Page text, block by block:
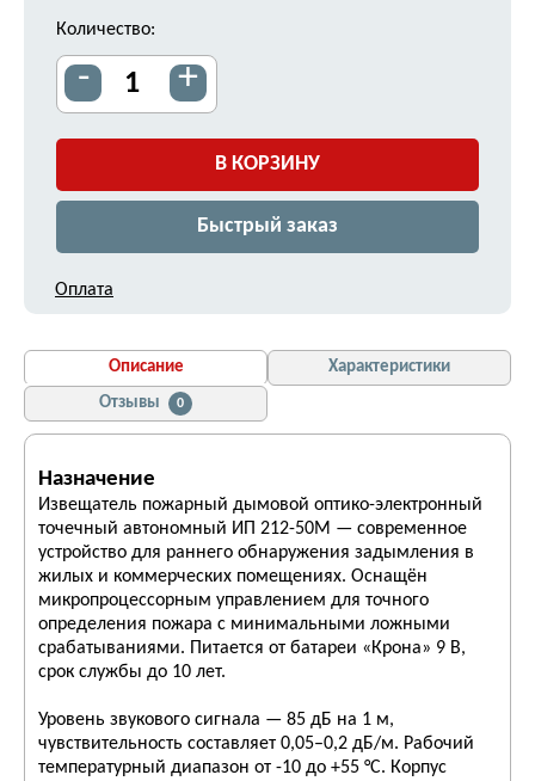
Количество:
- +
В КОРЗИНУ
Быстрый заказ
Оплата
Описание
Характеристики
Отзывы
0
Назначение
Извещатель пожарный дымовой оптико-электронный
точечный автономный ИП 212-50М — современное
устройство для раннего обнаружения задымления в
жилых и коммерческих помещениях. Оснащён
микропроцессорным управлением для точного
определения пожара с минимальными ложными
срабатываниями. Питается от батареи «Крона» 9 В,
срок службы до 10 лет.
Уровень звукового сигнала — 85 дБ на 1 м,
чувствительность составляет 0,05–0,2 дБ/м. Рабочий
температурный диапазон от -10 до +55 °C. Корпус